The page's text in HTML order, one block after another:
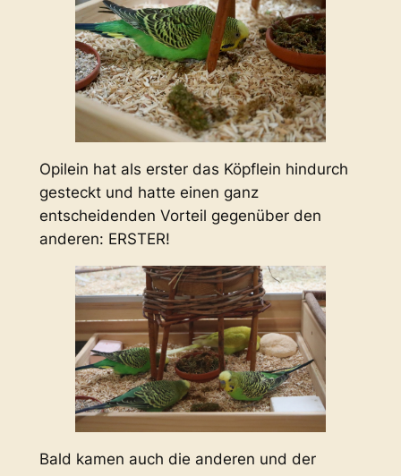
Opilein hat als erster das Köpflein hindurch
gesteckt und hatte einen ganz
entscheidenden Vorteil gegenüber den
anderen: ERSTER!
Bald kamen auch die anderen und der